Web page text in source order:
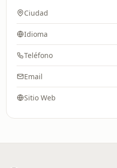
Ciudad
Idioma
Teléfono
Email
Sitio Web